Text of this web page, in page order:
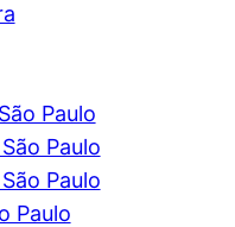
Paulo
Paulo
Paulo
Paulo